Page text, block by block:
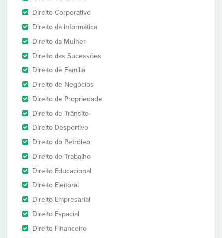
Direito Corporativo
Direito da Informática
Direito da Mulher
Direito das Sucessões
Direito de Família
Direito de Negócios
Direito de Propriedade
Direito de Trânsito
Direito Desportivo
Direito do Petróleo
Direito do Trabalho
Direito Educacional
Direito Eleitoral
Direito Empresarial
Direito Espacial
Direito Financeiro